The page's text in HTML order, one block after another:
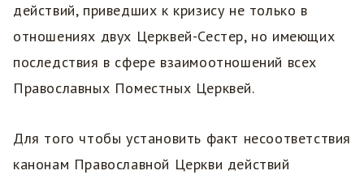
действий, приведших к кризису не только в
отношениях двух Церквей-Сестер, но имеющих
последствия в сфере взаимоотношений всех
Православных Поместных Церквей.
Для того чтобы установить факт несоответствия
канонам Православной Церкви действий